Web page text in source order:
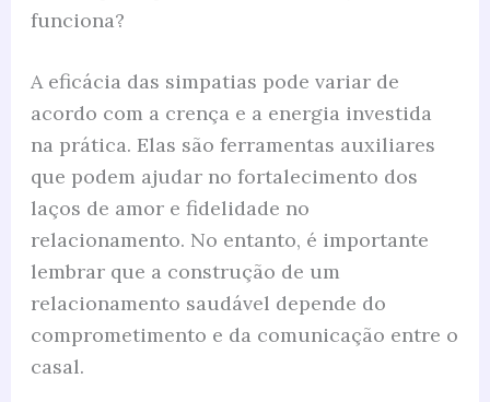
funciona?
A eficácia das simpatias pode variar de
acordo com a crença e a energia investida
na prática. Elas são ferramentas auxiliares
que podem ajudar no fortalecimento dos
laços de amor e fidelidade no
relacionamento. No entanto, é importante
lembrar que a construção de um
relacionamento saudável depende do
comprometimento e da comunicação entre o
casal.